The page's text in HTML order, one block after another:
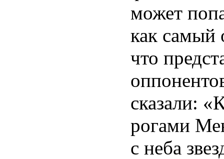
может
как самый
что
сказали:
рогами
с неба